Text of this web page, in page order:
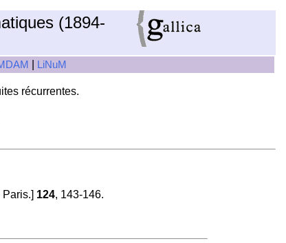
(1894-
LiNuM
récurrentes.
124, 143-146.